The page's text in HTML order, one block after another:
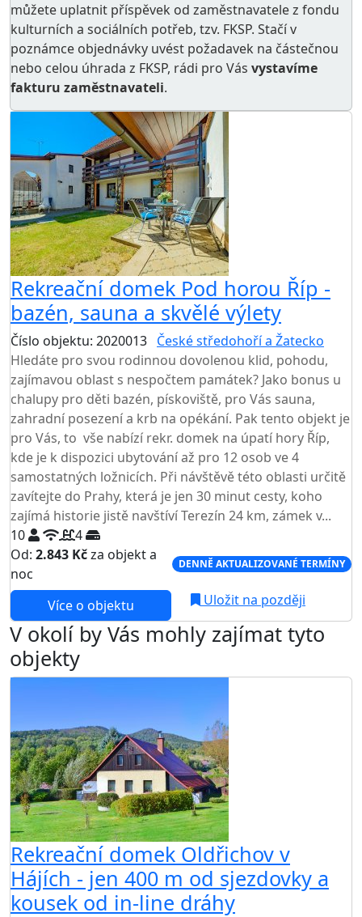
můžete uplatnit příspěvek od zaměstnavatele z fondu
kulturních a sociálních potřeb, tzv. FKSP. Stačí v
poznámce objednávky uvést požadavek na částečnou
nebo celou úhrada z FKSP, rádi pro Vás vystavíme
fakturu zaměstnavateli.
Rekreační domek Pod horou Říp -
bazén, sauna a skvělé výlety
Číslo objektu: 2020013 České středohoří a Žatecko
Hledáte pro svou rodinnou dovolenou klid, pohodu,
zajímavou oblast s nespočtem památek? Jako bonus u
chalupy pro děti bazén, pískoviště, pro Vás sauna,
zahradní posezení a krb na opékání. Pak tento objekt je
pro Vás, to vše nabízí rekr. domek na úpatí hory Říp,
kde je k dispozici ubytování až pro 12 osob ve 4
samostatných ložnicích. Při návštěvě této oblasti určitě
zavítejte do Prahy, která je jen 30 minut cesty, koho
zajímá historie jistě navštíví Terezín 24 km, zámek v...
10
4
Od: 2.843 Kčza objekt a
noc
DENNĚ AKTUALIZOVANÉ TERMÍNY
Více o objektu Uložit na později
V okolí by Vás mohly zajímat tyto
objekty
Rekreační domek Oldřichov v
Hájích - jen 400 m od sjezdovky a
kousek od in-line dráhy